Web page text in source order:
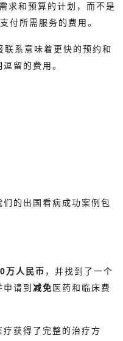
求和预算的计划，而不是
付所需服务的费用。
联系意味着更快的预约和
留的费用。
的出国看病成功案例包
万人民币 ，并找到了一个
请到 减免 医药和临床费
获得了完整的治疗方